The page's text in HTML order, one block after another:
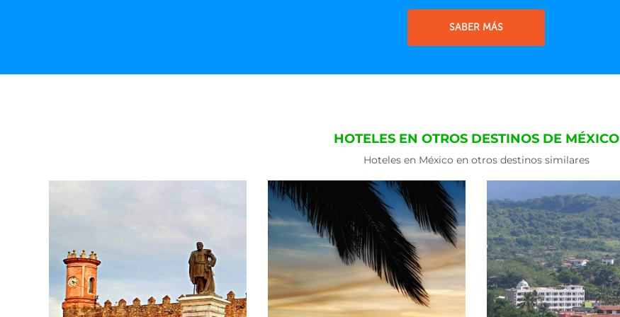
SABER MÁS
HOTELES EN OTROS DESTINOS DE MÉXICO
Hoteles en México en otros destinos similares